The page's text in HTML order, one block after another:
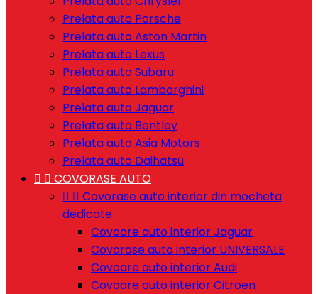
Prelata auto Porsche
Prelata auto Aston Martin
Prelata auto Lexus
Prelata auto Subaru
Prelata auto Lamborghini
Prelata auto Jaguar
Prelata auto Bentley
Prelata auto Asia Motors
Prelata auto Daihatsu
  COVORASE AUTO
  Covorase auto interior din mocheta
dedicate
Covoare auto interior Jaguar
Covorase auto interior UNIVERSALE
Covoare auto interior Audi
Covoare auto interior Citroen